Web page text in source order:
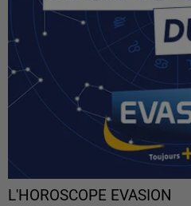
L'HOROSCOPE EVASION